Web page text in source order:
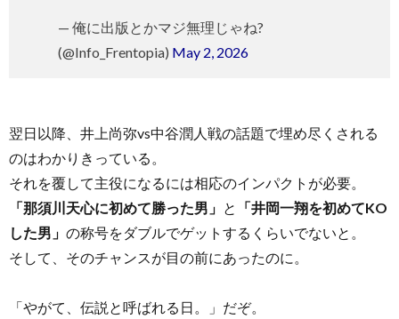
— 俺に出版とかマジ無理じゃね?
(@Info_Frentopia) May 2, 2026
翌日以降、井上尚弥vs中谷潤人戦の話題で埋め尽くされる
のはわかりきっている。
それを覆して主役になるには相応のインパクトが必要。
「那須川天心に初めて勝った男」 と
「井岡一翔を初めてKO
した男」 の称号をダブルでゲットするくらいでないと。
そして、そのチャンスが目の前にあったのに。
「やがて、伝説と呼ばれる日。」だぞ。